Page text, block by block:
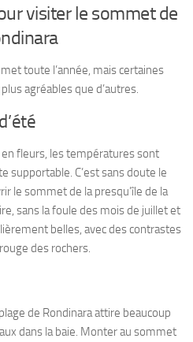
visiter le sommet de
toute l’année, mais certaines
agréables que d’autres.
fleurs, les températures sont
supportable. C’est sans doute le
le sommet de la presqu’île de la
sans la foule des mois de juillet et
belles, avec des contrastes
des rochers.
de Rondinara attire beaucoup
dans la baie. Monter au sommet